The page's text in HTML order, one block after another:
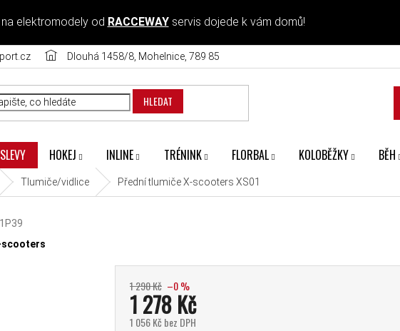
elektromodely od RACCEWAYservis dojede k vám domů!
Dlouhá 1458/8, Mohelnice, 789 85
HLEDAT
HOKEJ INLINE TRÉNINK FLORBAL KOLOBĚŽKY BĚH
Tlumiče/vidlice Přední tlumiče X-scooters XS01
scooters
1 290 Kč –0 %
1 278 Kč
1 056 Kč bez DPH